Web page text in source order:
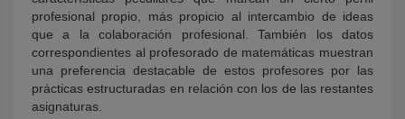
profesional propio, más propicio al intercambio de ideas
que a la colaboración profesional. También los datos
correspondientes al profesorado de matemáticas muestran
una preferencia destacable de estos profesores por las
prácticas estructuradas en relación con los de las restantes
asignaturas.